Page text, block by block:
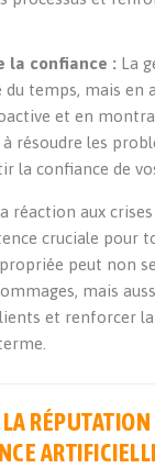
la confiance :La
du temps, mais en
et en
à résoudre les
la confiance de
réaction aux
cruciale pour
peut non
mais
et renforcer
RÉPUTATION